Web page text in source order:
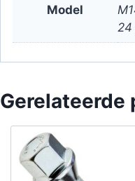
Model
24
Gerelateerde